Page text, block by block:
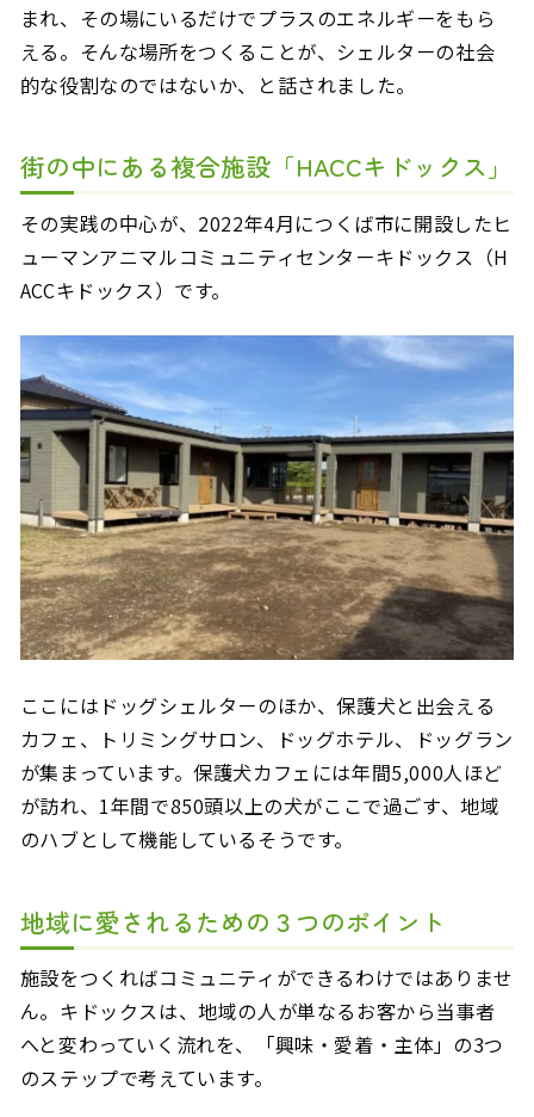
まれ、その場にいるだけでプラスのエネルギーをもら
える。そんな場所をつくることが、シェルターの社会
的な役割なのではないか、と話されました。
街の中にある複合施設「HACCキドックス」
その実践の中心が、2022年4月につくば市に開設したヒ
ューマンアニマルコミュニティセンターキドックス（H
ACCキドックス）です。
ここにはドッグシェルターのほか、保護犬と出会える
カフェ、トリミングサロン、ドッグホテル、ドッグラン
が集まっています。保護犬カフェには年間5,000人ほど
が訪れ、1年間で850頭以上の犬がここで過ごす、地域
のハブとして機能しているそうです。
地域に愛されるための３つのポイント
施設をつくればコミュニティができるわけではありませ
ん。キドックスは、地域の人が単なるお客から当事者
へと変わっていく流れを、「興味・愛着・主体」の3つ
のステップで考えています。